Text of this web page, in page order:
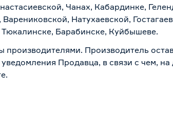
Чанах, Кабардинке,
Натухаевской,
Барабинске, Куйбышеве.
Производитель
Продавца, в связи с чем,